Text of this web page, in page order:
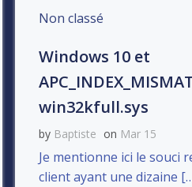
Non classé
Windows 10 et
win32kfull.sys
by Baptiste on Mar 15
Je mentionne ici le souci
client ayant une dizaine